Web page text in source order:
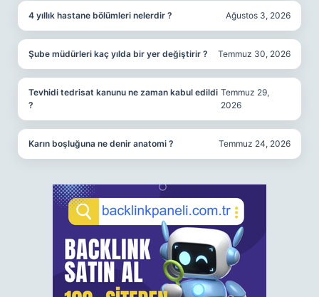
4 yıllık hastane bölümleri nelerdir ? Ağustos 3, 2026
Şube müdürleri kaç yılda bir yer değiştirir ? Temmuz 30, 2026
Tevhidi tedrisat kanunu ne zaman kabul edildi
?
Temmuz 29,
2026
Karın boşluğuna ne denir anatomi ? Temmuz 24, 2026